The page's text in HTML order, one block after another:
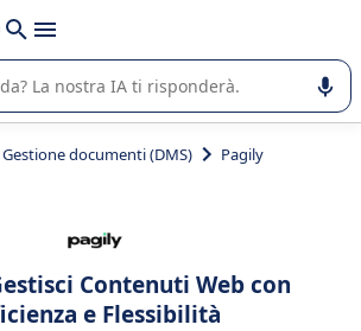
nell'utilizzo o nella scelta di un
vostra azienda.
Gestione documenti (DMS) Pagily
Contenuti Web con
e Flessibilità